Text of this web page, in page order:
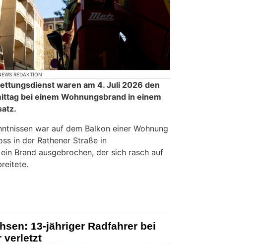
REDAKTION
waren am 4. Juli 2026 den
bei einem Wohnungsbrand in einem
war auf dem Balkon einer Wohnung
in der Rathener Straße in
Brand ausgebrochen, der sich rasch auf
13-jähriger Radfahrer bei
verletzt